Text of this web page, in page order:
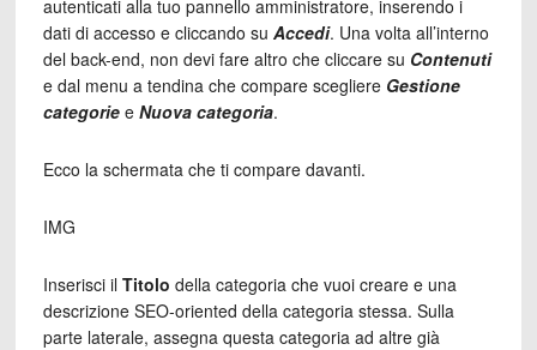
autenticati alla tuo pannello amministratore, inserendo i
dati di accesso e cliccando su Accedi. Una volta all’interno
del back-end, non devi fare altro che cliccare su Contenuti
e dal menu a tendina che compare scegliere Gestione
categoriee Nuova categoria.
Ecco la schermata che ti compare davanti.
IMG
Inserisci il Titolo della categoria che vuoi creare e una
descrizione SEO-oriented della categoria stessa. Sulla
parte laterale, assegna questa categoria ad altre già